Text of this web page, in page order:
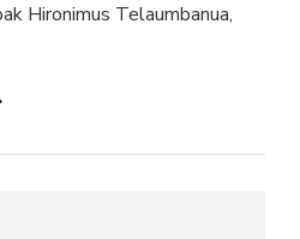
Hironimus Telaumbanua,